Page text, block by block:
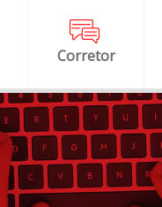
Corretor